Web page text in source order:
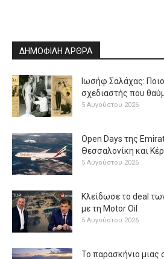
ΔΗΜΟΦΙΛΗ ΑΡΘΡΑ
Ιωσήφ Σαλάχας:
σχεδιαστής που
5 Αυγούστου 2026
Open Days της
Θεσσαλονίκη και
5 Αυγούστου 2026
Κλείδωσε το deal
με τη Μotor Oil
5 Αυγούστου 2026
Το παρασκήνιο